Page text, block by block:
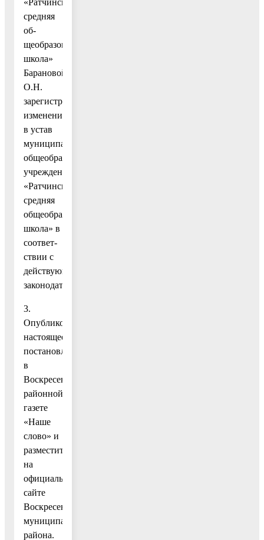
средняя
об-
щеобразовательная
школа»
Барановой
О.Н.
зарегистрировать
изменения
в устав
муниципального
общеобразовательного
учреждения
«Ратчинская
средняя
общеобразовательная
школа» в
соответ-
ствии с
действующим
законодательством.
3.
Опубликовать
настоящее
постановление
в
Воскресенской
районной
газете
«Наше
слово» и
разместить
на
официальном
сайте
Воскресенского
муниципального
района.